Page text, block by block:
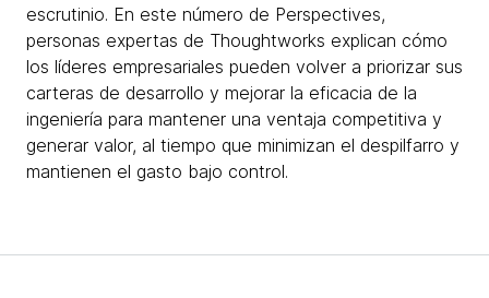
escrutinio. En este número de Perspectives,
personas expertas de Thoughtworks explican cómo
los líderes empresariales pueden volver a priorizar sus
carteras de desarrollo y mejorar la eficacia de la
ingeniería para mantener una ventaja competitiva y
generar valor, al tiempo que minimizan el despilfarro y
mantienen el gasto bajo control.